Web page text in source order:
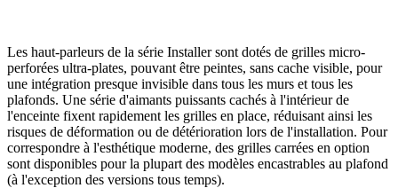
Les haut-parleurs de la série Installer sont dotés de grilles micro-
perforées ultra-plates, pouvant être peintes, sans cache visible, pour
une intégration presque invisible dans tous les murs et tous les
plafonds. Une série d'aimants puissants cachés à l'intérieur de
l'enceinte fixent rapidement les grilles en place, réduisant ainsi les
risques de déformation ou de détérioration lors de l'installation. Pour
correspondre à l'esthétique moderne, des grilles carrées en option
sont disponibles pour la plupart des modèles encastrables au plafond
(à l'exception des versions tous temps).